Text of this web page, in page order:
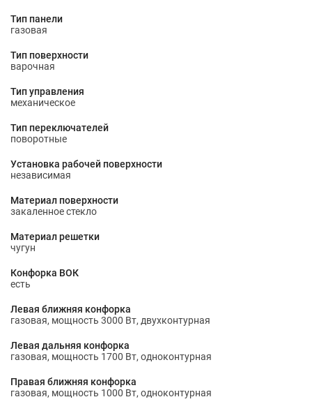
Тип панели
газовая
Тип поверхности
варочная
Тип управления
механическое
Тип переключателей
поворотные
Установка рабочей поверхности
независимая
Материал поверхности
закаленное стекло
Материал решетки
чугун
Конфорка ВОК
есть
Левая ближняя конфорка
газовая, мощность 3000 Вт, двухконтурная
Левая дальняя конфорка
газовая, мощность 1700 Вт, одноконтурная
Правая ближняя конфорка
газовая, мощность 1000 Вт, одноконтурная